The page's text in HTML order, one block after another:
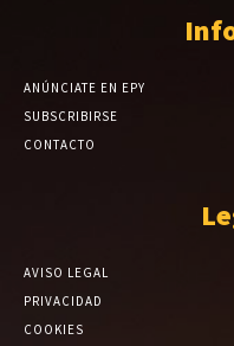
ANÚNCIATE EN EPY
SUBSCRIBIRSE
CONTACTO
AVISO LEGAL
PRIVACIDAD
COOKIES